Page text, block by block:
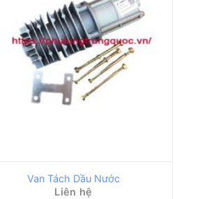
Van Tách Dầu Nước
Liên hệ